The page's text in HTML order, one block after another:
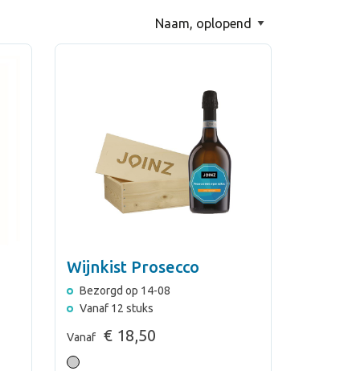
Wijnkist Prosecco
Bezorgd op 14-08
Vanaf 12 stuks
Vanaf € 18,50